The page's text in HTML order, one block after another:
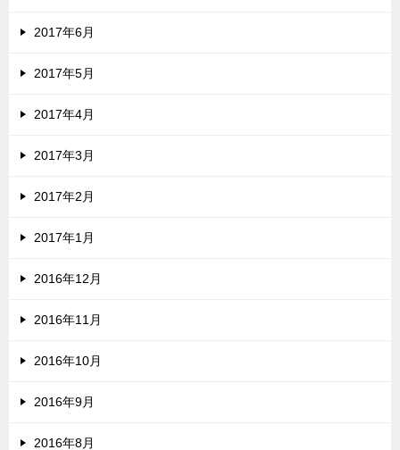
2017年6月
2017年5月
2017年4月
2017年3月
2017年2月
2017年1月
2016年12月
2016年11月
2016年10月
2016年9月
2016年8月